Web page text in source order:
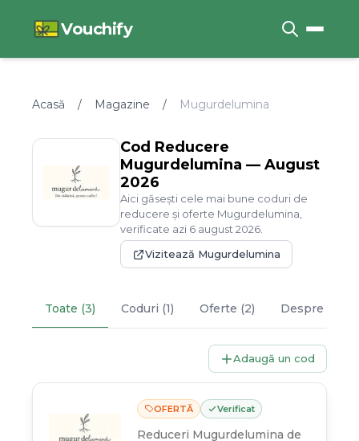
Vouchify
Acasă / Magazine / Mugurdelumina
Cod Reducere
Mugurdelumina — August
2026
Aici găsești cele mai bune coduri de
reducere și oferte Mugurdelumina
verificate azi 6 august 2026
Vizitează Mugurdelumina
Toate (3) Coduri (1) Oferte (2) Despre
Adaugă un cod
OFERTĂ Verificat
Reduceri Mugurdelumina de